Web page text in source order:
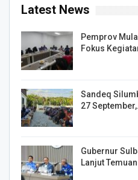
Latest News
Pemprov
Fokus
Sandeq
27
Gubernur
Lanjut